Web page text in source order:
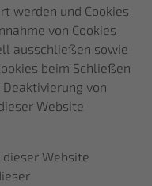
werden und Cookies
von Cookies
ausschließen sowie
beim Schließen
von
Website
Website